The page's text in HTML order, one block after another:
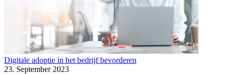
Digitale adoptie in het bedrijf bevorderen
23. September 2023